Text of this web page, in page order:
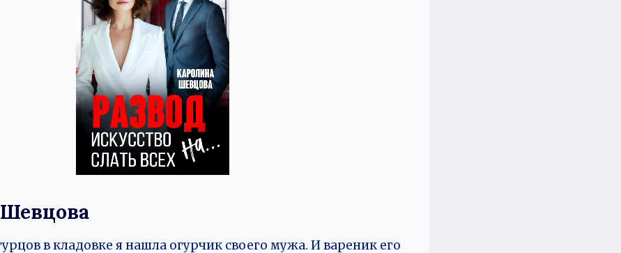
в кладовке я нашла огурчик своего мужа. И вареник его